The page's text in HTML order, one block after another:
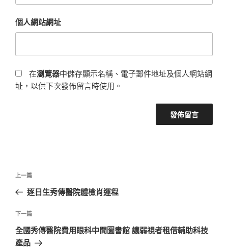
個人網站網址
在瀏覽器中儲存顯示名稱、電子郵件地址及個人網站網
址，以供下次發佈留言時使用。
文
導
覽
上
一
文
章
上一篇
逐日生秀傳醫院體檢肖運程
下
一
篇
下一篇
全國秀傳醫院費用眼科中間圖書館 讓弱視者租借輔助科技
產品